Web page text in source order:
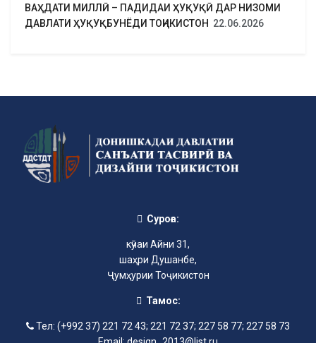
ВАҲДАТИ МИЛЛӢ – ПАДИДАИ ҲУҚУҚӢ ДАР НИЗОМИ
ДАВЛАТИ ҲУҚУҚБУНЁДИ ТОҶИКИСТОН 22.06.2026
Суроға:
кӯчаи Айни 31,
шаҳри Душанбе,
Ҷумҳурии Тоҷикистон
Тамос:
Тел: (+992 37) 221 72 43; 221 72 37; 227 58 77; 227 58 73